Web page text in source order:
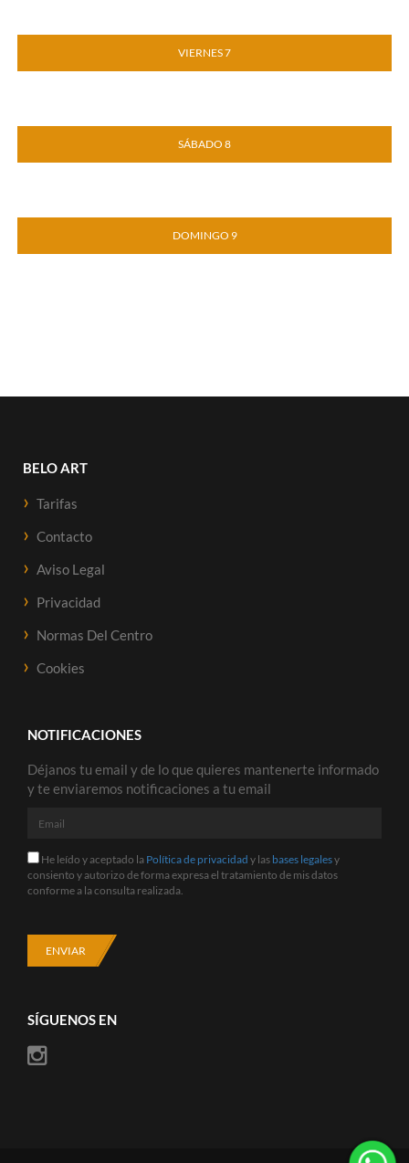
VIERNES 7
SÁBADO 8
DOMINGO 9
BELO ART
Tarifas
Contacto
Aviso Legal
Privacidad
Normas Del Centro
Cookies
NOTIFICACIONES
Déjanos tu email y de lo que quieres mantenerte informado
y te enviaremos notificaciones a tu email
Email
He
leído
y
Política
de
privacidad
legales
consiento
He leído y aceptado la Política de privacidad y las bases legalesy
consiento y autorizo de forma expresa el tratamiento de mis datos
conforme a la consulta realizada.
ENVIAR
SÍGUENOS EN